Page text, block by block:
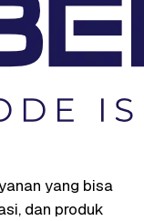
yang bisa
dan produk